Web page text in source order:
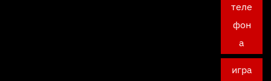
теле
фон
а
игра